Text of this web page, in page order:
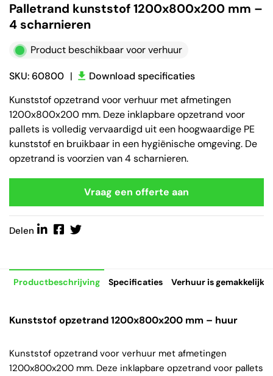
Palletrand kunststof 1200x800x200 mm –
4 scharnieren
Product beschikbaar voor verhuur
SKU: 60800 |
Download specificaties
Kunststof opzetrand voor verhuur met afmetingen
1200x800x200 mm. Deze inklapbare opzetrand voor
pallets is volledig vervaardigd uit een hoogwaardige PE
kunststof en bruikbaar in een hygiënische omgeving. De
opzetrand is voorzien van 4 scharnieren.
Vraag een offerte aan
Delen
Productbeschrijving Specificaties Verhuur is gemakkelijk
Kunststof opzetrand 1200x800x200 mm – huur
Kunststof opzetrand voor verhuur met afmetingen
1200x800x200 mm. Deze inklapbare opzetrand voor pallets